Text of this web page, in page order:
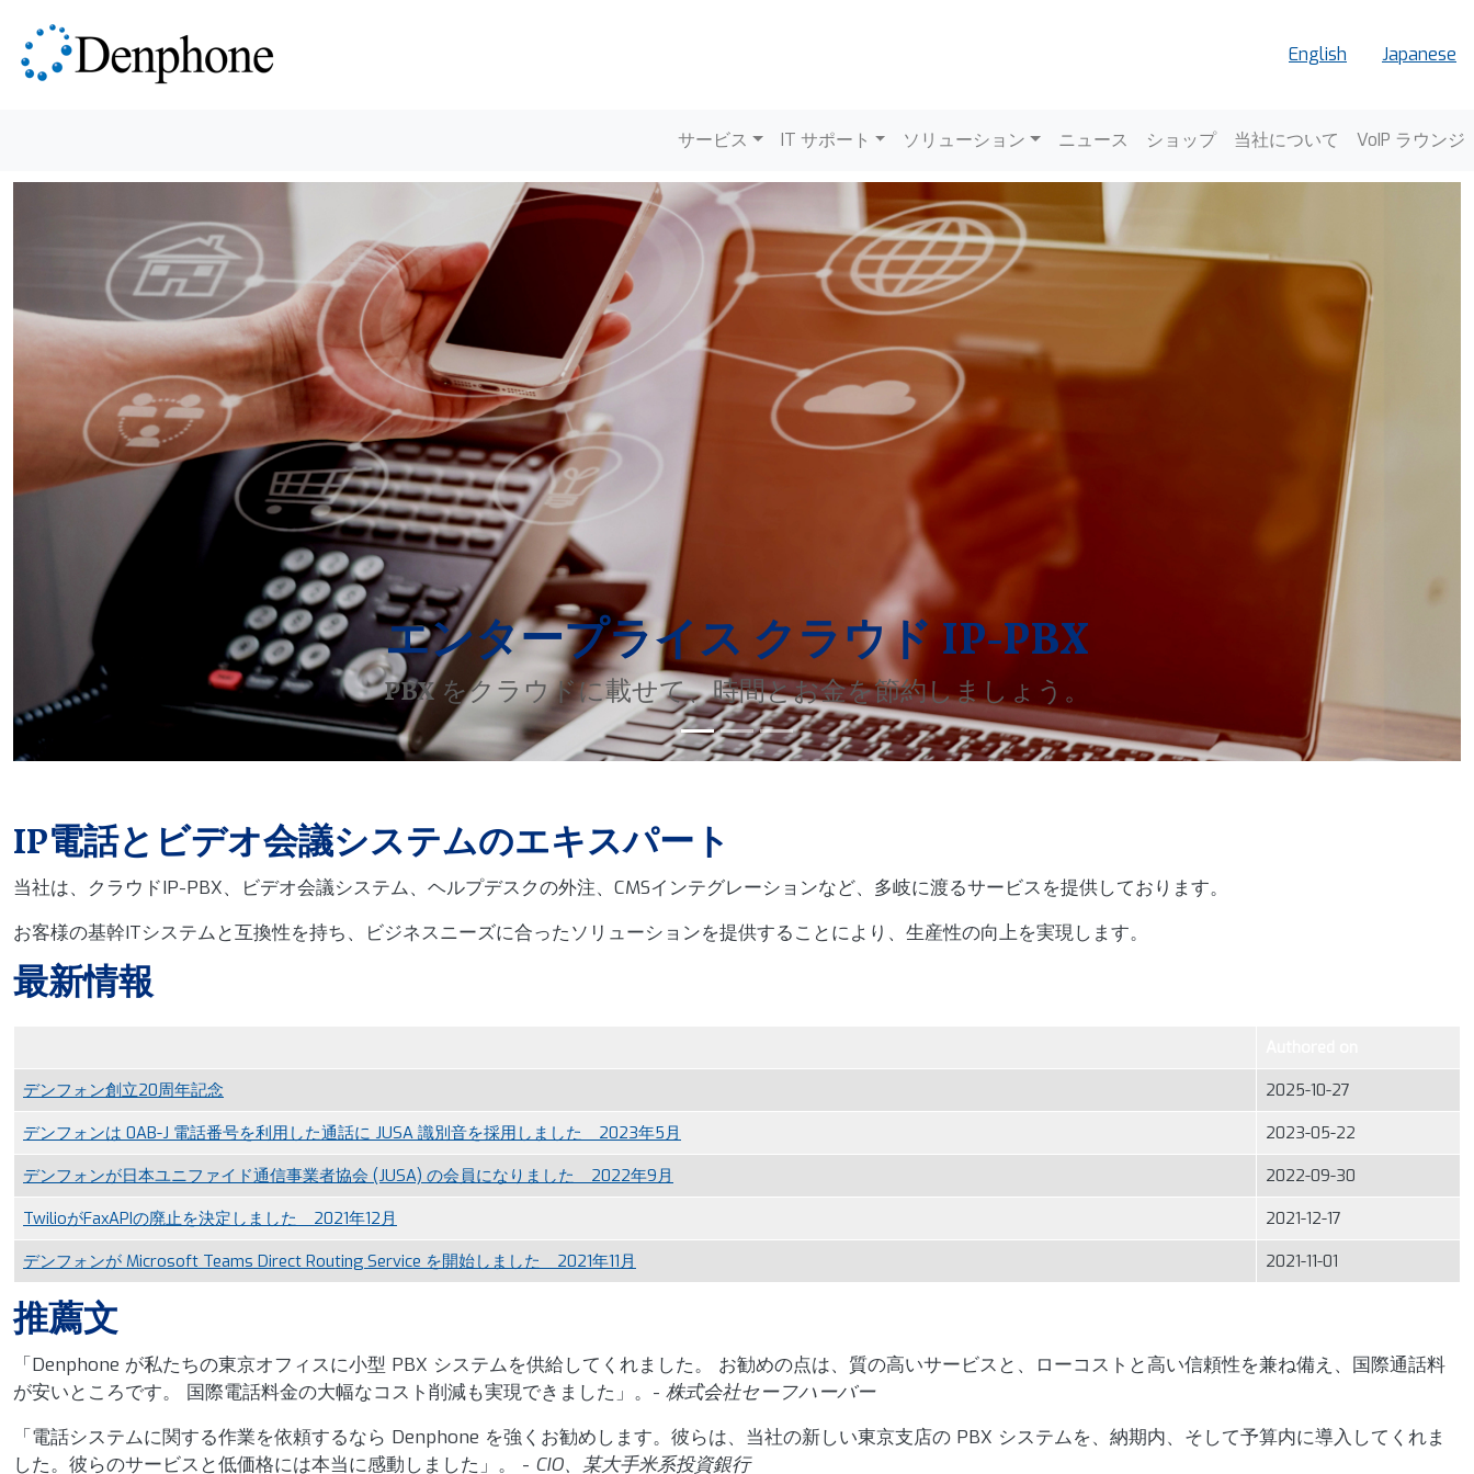
English
Japanese
メインナビゲーション
サービス IT サポート ソリューション ニュース ショップ 当社について VoIP ラウンジ
エンタープライス クラウド IP-PBX
PBX をクラウドに載せて、時間とお金を節約しましょう。
Previous Next
IP電話とビデオ会議システムのエキスパート
当社は、クラウドIP-PBX、ビデオ会議システム、ヘルプデスクの外注、CMSインテグレーションなど、多岐に渡るサービスを提供しております。
お客様の基幹ITシステムと互換性を持ち、ビジネスニーズに合ったソリューションを提供することにより、生産性の向上を実現します。
最新情報
デンフォン創立20周年記念
2025-10-27
デンフォンは 0AB-J 電話番号を利用した通話に JUSA 識別音を採用しました 2023年5月
2023-05-22
デンフォンが日本ユニファイド通信事業者協会 (JUSA) の会員になりました 2022年9月
2022-09-30
TwilioがFaxAPIの廃止を決定しました 2021年12月
2021-12-17
デンフォンが Microsoft Teams Direct Routing Service を開始しました 2021年11月
2021-11-01
推薦文
「Denphone が私たちの東京オフィスに小型 PBX システムを供給してくれました。 お勧めの点は、質の高いサービスと、ローコストと高い信頼性を兼ね備え、国際通話料
が安いところです。 国際電話料金の大幅なコスト削減も実現できました」。- 株式会社セーフハーバー
「電話システムに関する作業を依頼するなら Denphone を強くお勧めします。彼らは、当社の新しい東京支店の PBX システムを、納期内、そして予算内に導入してくれま
した。彼らのサービスと低価格には本当に感動しました」。 - CIO、某大手米系投資銀行